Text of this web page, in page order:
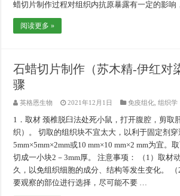
蜡切片制作过程对组织内抗原暴露有一定的影响
阅读更多 »
石蜡切片制作（苏木精-伊红对
骤
英格恩生物 2021年12月1日 免疫组化 ,组织学
1．取材 颈椎脱臼法处死小鼠，打开腹腔，剪取
织）。 切取的组织块不宜太大，以利于固定剂穿
5mm×5mm×2mm或10 mm×10 mm×2 mm为宜。
切成一小块2－3mm厚。 注意事项： （1）取材
久，以免组织细胞的成分、结构等发生变化。
要观察的部位进行选择，尽可能不要 …